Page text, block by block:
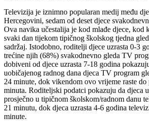
Televizija je iznimno popularan medij među
Hercegovini, sedam od deset djece
Ova navika učestalija je kod mlađe djece, kod
svaki dan tijekom tipičnog školskog tjedna
sadržaj. Istodobno, roditelji djece uzrasta 0-3
trećine njih (68%) svakodnevno gleda TV
dobiveni od djece uzrasta 7-18 godina
uobičajenog radnog dana djeca TV program
24 minute, dok vikendom ovo vrijeme raste do
minuta. Roditeljski podatci pokazuju da djeca
prosječno u tipičnom školskom/radnom danu
21 minutu, dok djeca uzrasta 4-6 godina
minute.